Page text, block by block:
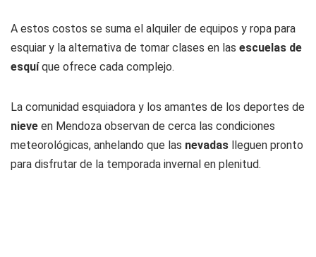
A estos costos se suma el alquiler de equipos y ropa para
esquiar y la alternativa de tomar clases en las escuelas de
esquíque ofrece cada complejo.
La comunidad esquiadora y los amantes de los deportes de
nieve en Mendoza observan de cerca las condiciones
meteorológicas, anhelando que las nevadas lleguen pronto
para disfrutar de la temporada invernal en plenitud.